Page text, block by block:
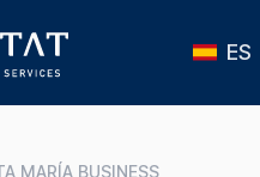
ES
MARÍA BUSINESS